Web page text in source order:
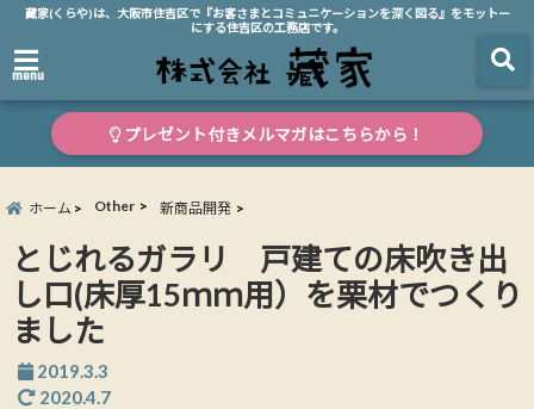
藏家(くらや)は、大阪市住吉区で『お客さまとコミュニケーションを深く図る』をモットー
にする住吉区の工務店です。
menu
プレゼント付きメルマガはこちらから！
ホーム Other 新商品開発
とじれるガラリ 戸建ての床吹き出
し口(床厚15ｍｍ用）を栗材でつくり
ました
2019.3.3
2020.4.7